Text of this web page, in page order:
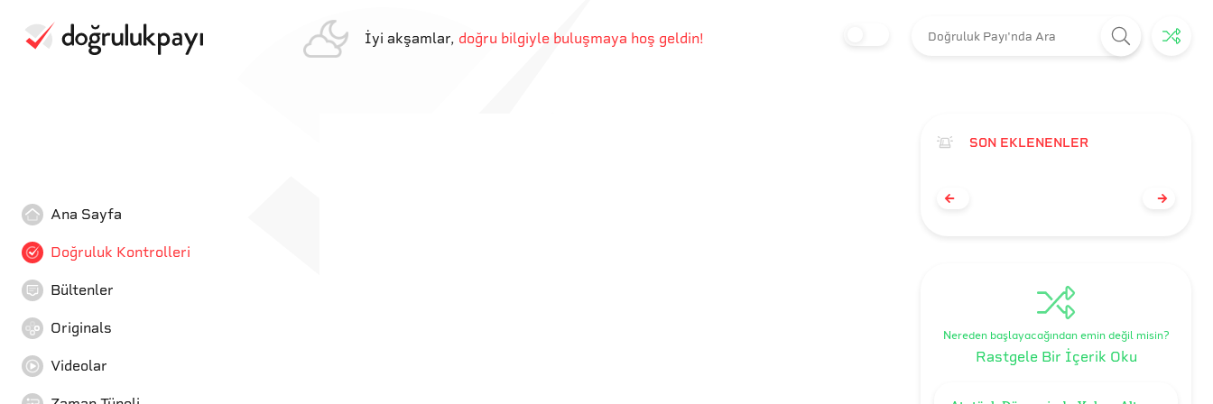
İyi akşamlar, doğru bilgiyle buluşmaya hoş geldin!
Ana Sayfa
Doğruluk Kontrolleri
Bültenler
Originals
Videolar
SON EKLENENLER
Nereden başlayacağından emin değil misin?
Rastgele Bir İçerik Oku